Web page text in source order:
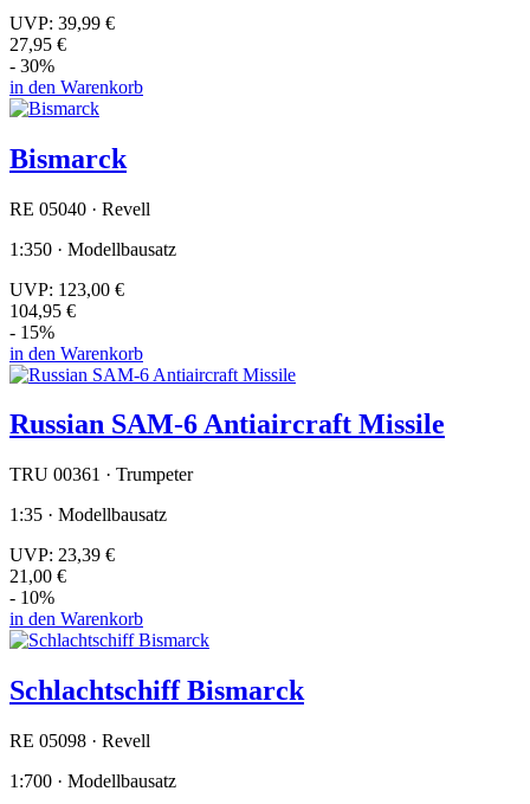
UVP: 39,99 €
27,95 €
- 30%
in den Warenkorb
Bismarck
RE 05040 · Revell
1:350 · Modellbausatz
UVP: 123,00 €
104,95 €
- 15%
in den Warenkorb
Russian SAM-6 Antiaircraft Missile
TRU 00361 · Trumpeter
1:35 · Modellbausatz
UVP: 23,39 €
21,00 €
- 10%
in den Warenkorb
Schlachtschiff Bismarck
RE 05098 · Revell
1:700 · Modellbausatz